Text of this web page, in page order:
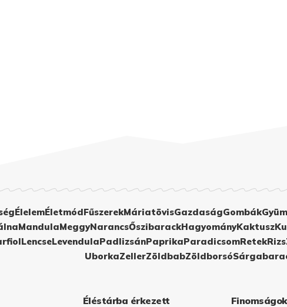
ÉlelemÉletmódFűszerekMáriatövisGazdaságGombák
MandulaMeggyNarancsŐszibarackHagyományKaktusz
LencseLevendulaPadlizsánPaprikaParadicsomRetekRizs
UborkaZellerZöldbabZöldborsó
Éléstárba érkezett Finomságok